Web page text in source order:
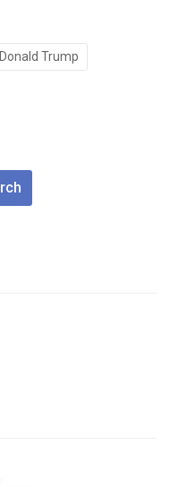
Donald Trump